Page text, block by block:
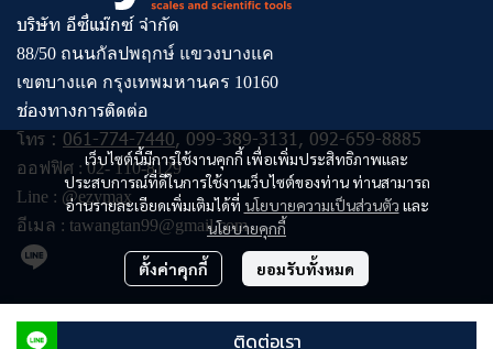
ติดต่อเรา
เว็บไซต์นี้มีการใช้งานคุกกี้ เพื่อเพิ่มประสิทธิภาพและ
ประสบการณ์ที่ดีในการใช้งานเว็บไซต์ของท่าน ท่านสามารถ
อ่านรายละเอียดเพิ่มเติมได้ที่ นโยบายความเป็นส่วนตัว และ
นโยบายคุกกี้
ตั้งค่าคุกกี้ ยอมรับทั้งหมด
บริษัท อีซี่แม๊กซ์ จำกัด
88/50 ถนนกัลปพฤกษ์ แขวงบางแค
เขตบางแค กรุงเทพมหานคร 10160
ช่องทางการติดต่อ
โทร : 061-774-7440, 099-389-3131, 092-659-8885
ออฟฟิศ :02- 110-8129
Line : @ezymax
อีเมล : tawangtan99@gmail.com